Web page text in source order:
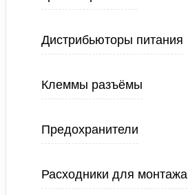
Дистрибьюторы питания
Клеммы разъёмы
Предохранители
Расходники для монтажа